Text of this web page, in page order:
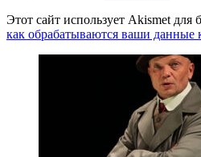
Этот сайт использует Akismet для
как обрабатываются ваши данные